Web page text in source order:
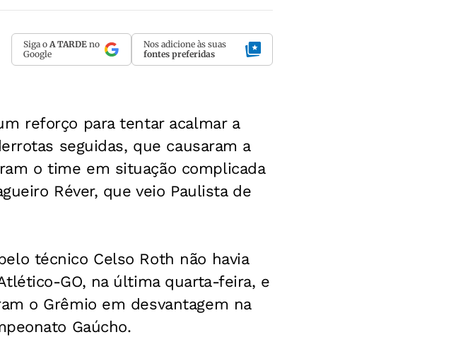
Siga o A TARDE no
Google
Nos adicione às suas
fontes preferidas
reforço para tentar acalmar a
seguidas, que causaram a
o time em situação complicada
Réver, que veio Paulista de
técnico Celso Roth não havia
GO, na última quarta-feira, e
o Grêmio em desvantagem na
Gaúcho.